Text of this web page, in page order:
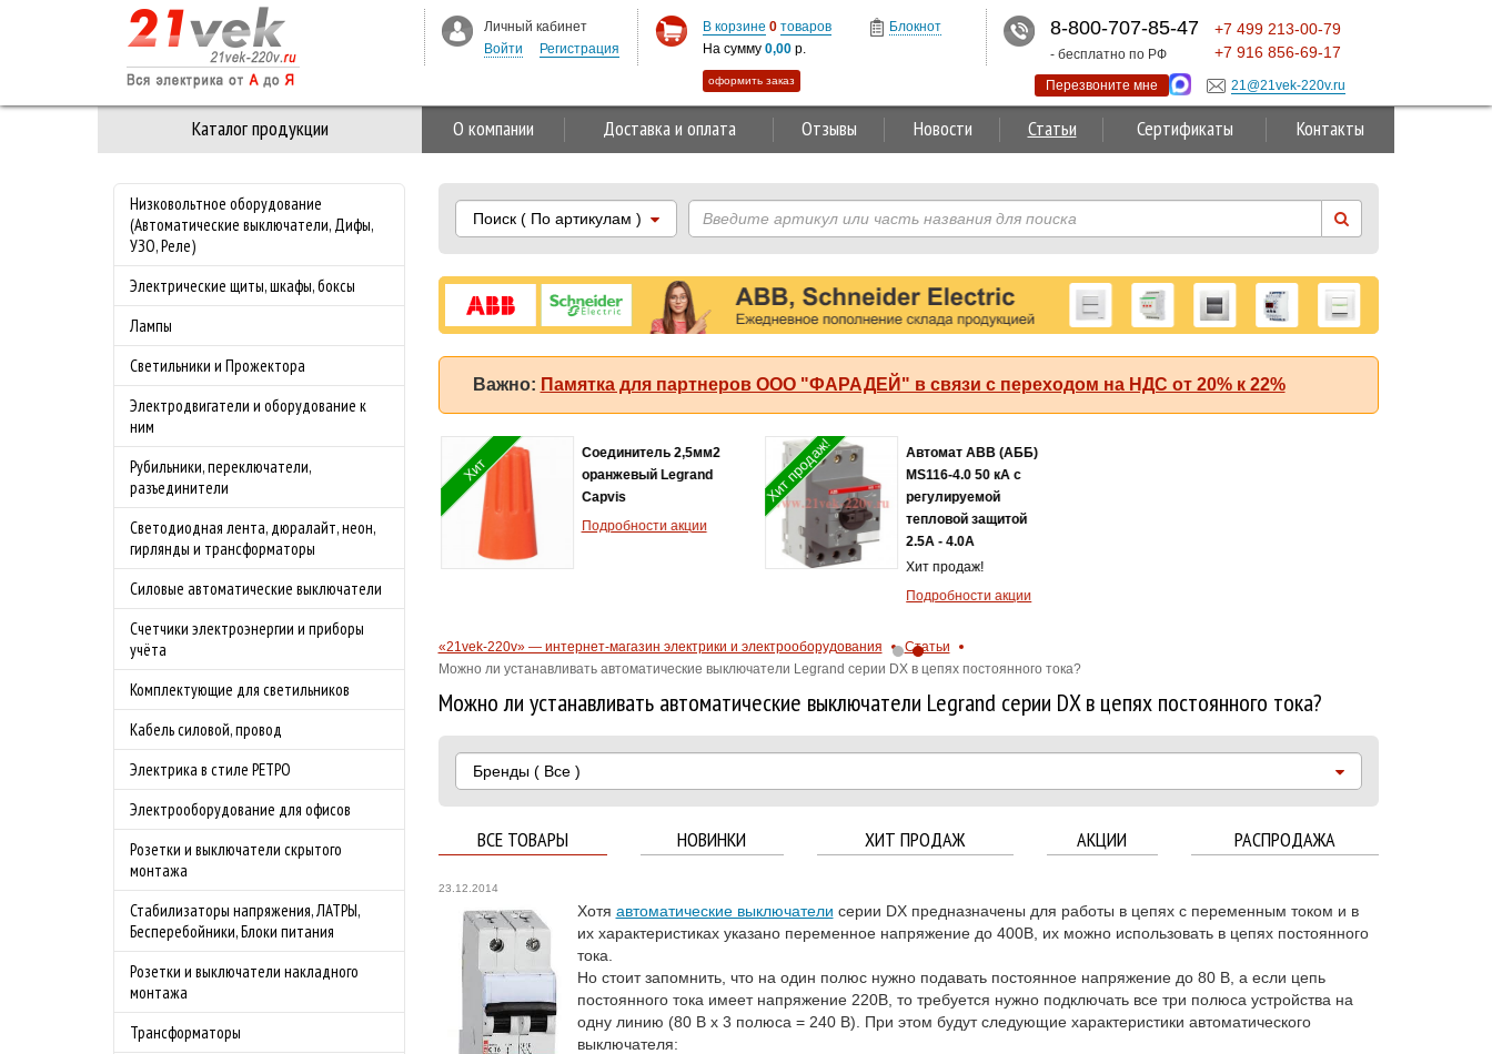
Каталог продукции О компании Доставка и оплата Отзывы Новости Статьи Сертификаты Контакты
Низковольтное оборудование
(Автоматические выключатели, Дифы,
УЗО, Реле)
Электрические щиты, шкафы, боксы
Лампы
Светильники и Прожектора
Электродвигатели и оборудование к
ним
Рубильники, переключатели,
разъединители
Светодиодная лента, дюралайт, неон,
гирлянды и трансформаторы
Силовые автоматические выключатели
Счетчики электроэнергии и приборы
учёта
Комплектующие для светильников
Кабель силовой, провод
Электрика в стиле РЕТРО
Электрооборудование для офисов
Розетки и выключатели скрытого
монтажа
Стабилизаторы напряжения, ЛАТРЫ,
Бесперебойники, Блоки питания
Розетки и выключатели накладного
монтажа
Трансформаторы
Поиск( По артикулам )
Важно: Памятка для партнеров ООО "ФАРАДЕЙ" в связи с переходом на НДС от 20% к 22%
предложение на
Бесплатная доставка
по Москве в
преддверии сезона
шашлыков.
Подробности акции
Хит
Соединитель 2,5мм2
оранжевый Legrand
Capvis
Подробности акции
Хит продаж!
Автомат ABB (АББ)
MS116-4.0 50 кА с
регулируемой
тепловой защитой
2.5A - 4.0А
Хит продаж!
Подробности акции
«21vek-220v» — интернет-магазин электрики и электрооборудования
Статьи
Можно ли устанавливать автоматические выключатели Legrand серии DX в цепях постоянного тока?
Можно ли устанавливать автоматические выключатели Legrand серии DX в цепях постоянного тока?
Бренды( Все )
ВСЕ ТОВАРЫ НОВИНКИ ХИТ ПРОДАЖ АКЦИИ РАСПРОДАЖА
23.12.2014
Хотя автоматические выключатели серии DX предназначены для работы в цепях с переменным током и в
их характеристиках указано переменное напряжение до 400В, их можно использовать в цепях постоянного
тока.
Но стоит запомнить, что на один полюс нужно подавать постоянное напряжение до 80 В, а если цепь
постоянного тока имеет напряжение 220В, то требуется нужно подключать все три полюса устройства на
одну линию (80 В х 3 полюса = 240 В). При этом будут следующие характеристики автоматического
выключателя:
Личный кабинет
Войти
Регистрация
В корзине 0 товаров
На сумму 0,00 р.
оформить заказ
Блокнот 8-800-707-85-47
- бесплатно по РФ
+7 499 213-00-79
+7 916 856-69-17
Перезвоните мне 21@21vek-220v.ru